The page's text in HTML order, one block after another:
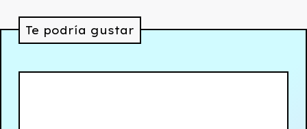
Te podría gustar